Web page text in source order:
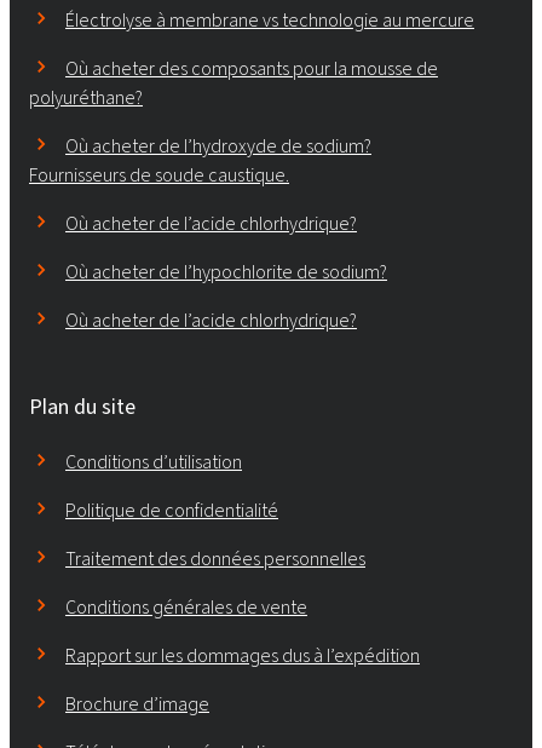
Électrolyse à membrane vs technologie au mercure
Où acheter des composants pour la mousse de
polyuréthane?
Où acheter de l’hydroxyde de sodium?
Fournisseurs de soude caustique.
Où acheter de l’acide chlorhydrique?
Où acheter de l’hypochlorite de sodium?
Où acheter de l’acide chlorhydrique?
Plan du site
Conditions d’utilisation
Politique de confidentialité
Traitement des données personnelles
Conditions générales de vente
Rapport sur les dommages dus à l’expédition
Brochure d’image